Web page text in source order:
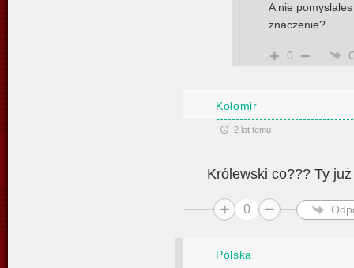
A nie
znaczenie?
0
Kołomir
2 lat temu
Królewski co??? Ty
0
Polska